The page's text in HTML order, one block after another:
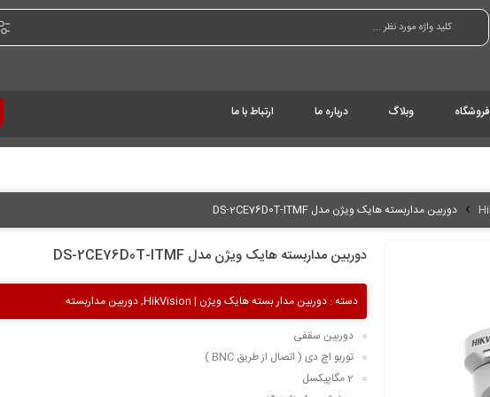
فروشگاه وبلاگ درباره ما ارتباط با ما
دوربین مداربسته هایک ویژن مدل DS-2CE76D0T-ITMF
دوربین مداربسته هایک ویژن مدل DS-2CE76D0T-ITMF
دسته :دوربین مدار بسته هایک ویژن | HikVision ,دوربین مداربسته
دوربین سقفی
توربو اچ دی ( اتصال از طریق BNC )
2 مگاپیکسل